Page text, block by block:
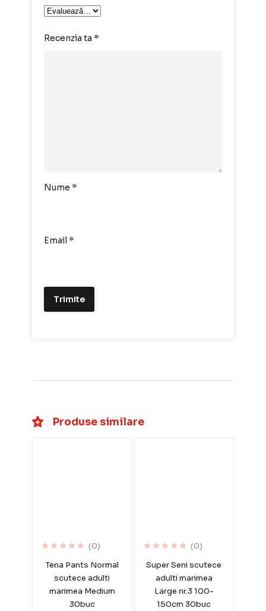
Recenzia ta *
Nume *
Email *
Produse similare
(0)
Tena Pants Normal
scutece adulti
marimea Medium
30buc
(0)
Super Seni scutece
adulti marimea
Large nr.3 100-
150cm 30buc